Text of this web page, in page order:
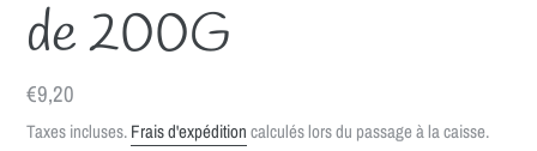
de 200G
Prix
normal
€9,20
Taxes incluses.Frais d'expéditioncalculés lors du passage à la caisse.